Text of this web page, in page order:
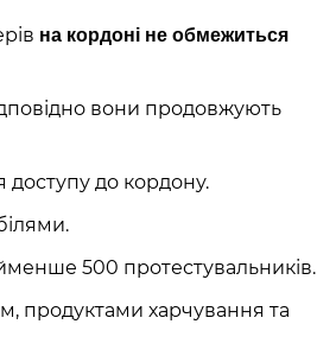
на кордоні не обмежиться
вони продовжують
до кордону.
500 протестувальників.
продуктами харчування та